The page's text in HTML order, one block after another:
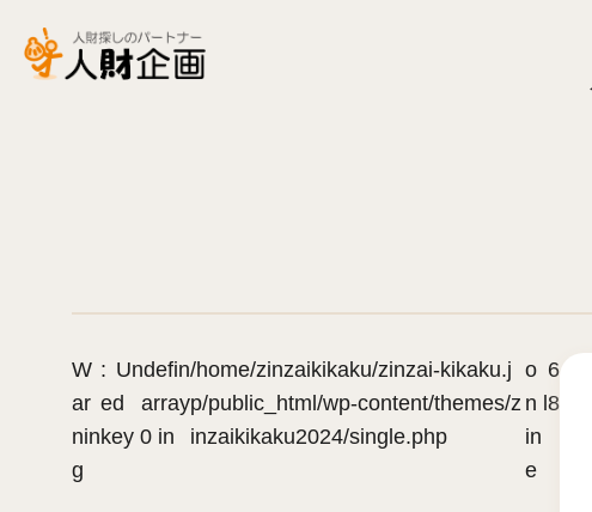
W
ar
nin
g
: Undefin
ed array
key 0 in
/home/zinzaikikaku/zinzai-kikaku.j
p/public_html/wp-content/themes/z
inzaikikaku2024/single.php
o
n l
in
e
6
8